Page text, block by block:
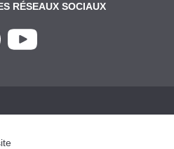
RÉSEAUX SOCIAUX